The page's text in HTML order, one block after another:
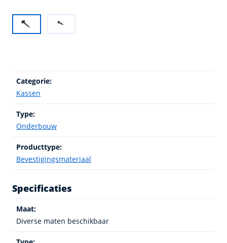
Categorie:
Kassen
Type:
Onderbouw
Producttype:
Bevestigingsmateriaal
Specificaties
Maat:
Diverse maten beschikbaar